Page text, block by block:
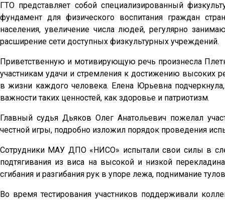
ГТО представляет собой специализированный
фундамент для физического воспитания граждан
населения, увеличение числа людей, регулярно
расширение сети доступных физкультурных учреждений.
Приветственную и мотивирующую речь произнесла
участникам удачи и стремления к достижению высоких
в жизни каждого человека. Елена Юрьевна
важности таких ценностей, как здоровье и патриотизм.
Главный судья Дьяков Олег Анатольевич пожелал
честной игры, подробно изложил порядок проведения
Сотрудники МАУ ДПО «НИСО» испытали свои силы в
подтягивания из виса на высокой и низкой
сгибания и разгибания рук в упоре лежа, поднимание
Во время тестирования участников поддерживали